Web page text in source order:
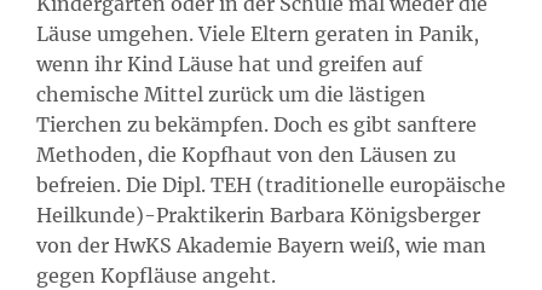
Läuse umgehen. Viele Eltern geraten in Panik,
wenn ihr Kind Läuse hat und greifen auf
chemische Mittel zurück um die lästigen
Tierchen zu bekämpfen. Doch es gibt sanftere
Methoden, die Kopfhaut von den Läusen zu
befreien. Die Dipl. TEH (traditionelle europäische
Heilkunde)-Praktikerin Barbara Königsberger
von der HwKS Akademie Bayern weiß, wie man
gegen Kopfläuse angeht.